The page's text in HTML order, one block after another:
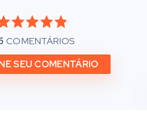
COMENTÁRIOS
SEU COMENTÁRIO